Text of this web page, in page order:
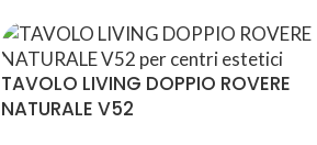
TAVOLO LIVING DOPPIO ROVERE
NATURALE V52